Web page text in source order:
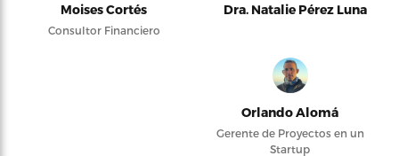
Moises Cortés
Consultor Financiero
Dra. Natalie Pérez Luna
Orlando Alomá
Gerente de Proyectos en un
Startup